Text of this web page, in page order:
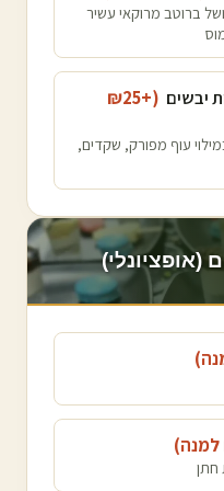
ברוטב מרוקאי עשיר
יבשים (+₪
25
עוף מפורק, שקדים,
(אופציונלי)
)
למנה)
חתן